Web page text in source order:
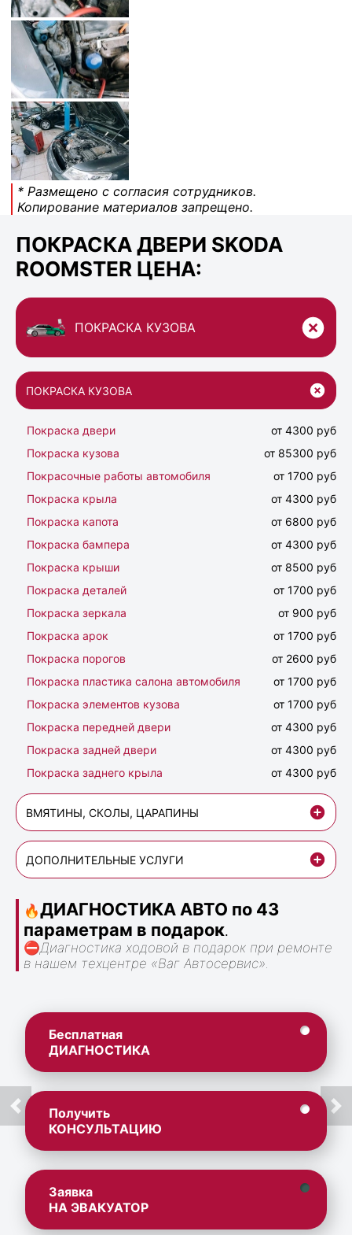
* Размещено с согласия сотрудников.
Копирование материалов запрещено.
ПОКРАСКА ДВЕРИ SKODA
ROOMSTER ЦЕНА:
ПОКРАСКА КУЗОВА
ПОКРАСКА КУЗОВА
Покраска двери
от 4300 руб
Покраска кузова
от 85300 руб
Покрасочные работы автомобиля
от 1700 руб
Покраска крыла
от 4300 руб
Покраска капота
от 6800 руб
Покраска бампера
от 4300 руб
Покраска крыши
от 8500 руб
Покраска деталей
от 1700 руб
Покраска зеркала
от 900 руб
Покраска арок
от 1700 руб
Покраска порогов
от 2600 руб
Покраска пластика салона автомобиля
от 1700 руб
Покраска элементов кузова
от 1700 руб
Покраска передней двери
от 4300 руб
Покраска задней двери
от 4300 руб
Покраска заднего крыла
от 4300 руб
ВМЯТИНЫ, СКОЛЫ, ЦАРАПИНЫ
ДОПОЛНИТЕЛЬНЫЕ УСЛУГИ
🔥ДИАГНОСТИКА АВТО по 43
параметрам в подарок.
⛔Диагностика ходовой в подарок при ремонте
в нашем техцентре «Ваг Автосервис».
Бесплатная
ДИАГНОСТИКА
Получить
КОНСУЛЬТАЦИЮ
Заявка
НА ЭВАКУАТОР